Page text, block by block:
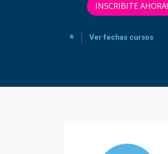
INSCRIBITE AHORA!
* Ver fechas cursos